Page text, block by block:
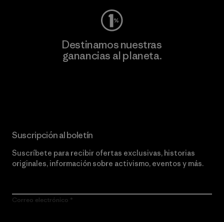
Destinamos nuestras
ganancias al planeta.
Suscripción al boletín
Suscríbete para recibir ofertas exclusivas, historias
originales, información sobre activismo, eventos y más.
Correo electrónico